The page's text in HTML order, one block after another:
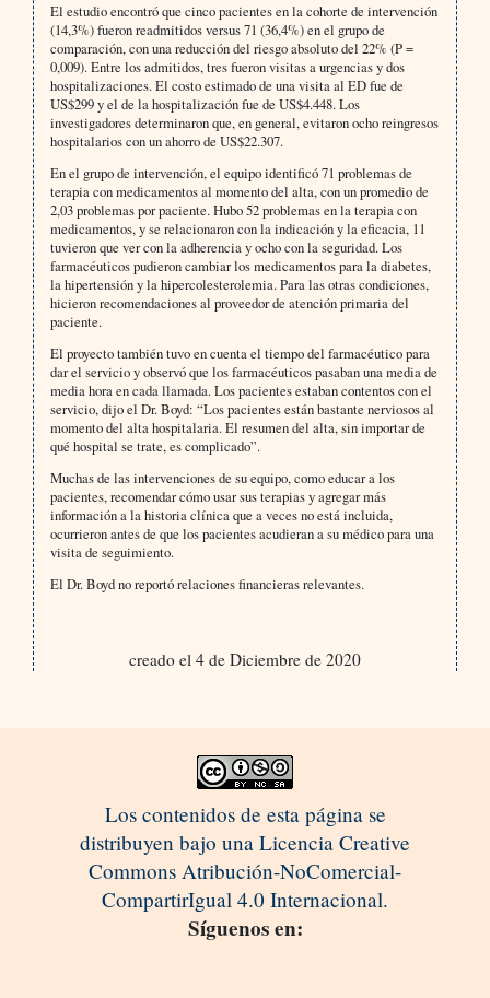
El estudio encontró que cinco pacientes en la cohorte de intervención
(14,3%) fueron readmitidos versus 71 (36,4%) en el grupo de
comparación, con una reducción del riesgo absoluto del 22% (P =
0,009). Entre los admitidos, tres fueron visitas a urgencias y dos
hospitalizaciones. El costo estimado de una visita al ED fue de
US$299 y el de la hospitalización fue de US$4.448. Los
investigadores determinaron que, en general, evitaron ocho reingresos
hospitalarios con un ahorro de US$22.307.
En el grupo de intervención, el equipo identificó 71 problemas de
terapia con medicamentos al momento del alta, con un promedio de
2,03 problemas por paciente. Hubo 52 problemas en la terapia con
medicamentos, y se relacionaron con la indicación y la eficacia, 11
tuvieron que ver con la adherencia y ocho con la seguridad. Los
farmacéuticos pudieron cambiar los medicamentos para la diabetes,
la hipertensión y la hipercolesterolemia. Para las otras condiciones,
hicieron recomendaciones al proveedor de atención primaria del
paciente.
El proyecto también tuvo en cuenta el tiempo del farmacéutico para
dar el servicio y observó que los farmacéuticos pasaban una media de
media hora en cada llamada. Los pacientes estaban contentos con el
servicio, dijo el Dr. Boyd: “Los pacientes están bastante nerviosos al
momento del alta hospitalaria. El resumen del alta, sin importar de
qué hospital se trate, es complicado”.
Muchas de las intervenciones de su equipo, como educar a los
pacientes, recomendar cómo usar sus terapias y agregar más
información a la historia clínica que a veces no está incluida,
ocurrieron antes de que los pacientes acudieran a su médico para una
visita de seguimiento.
El Dr. Boyd no reportó relaciones financieras relevantes.
creado el 4 de Diciembre de 2020
Los contenidos de esta página se
distribuyen bajo una Licencia Creative
Commons Atribución-NoComercial-
CompartirIgual 4.0 Internacional.
Síguenos en: